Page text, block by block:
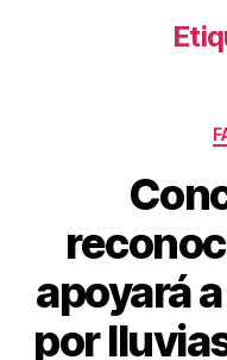
apoyará
por